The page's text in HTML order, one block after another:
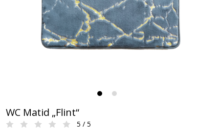
WC Matid „Flint“
5 / 5